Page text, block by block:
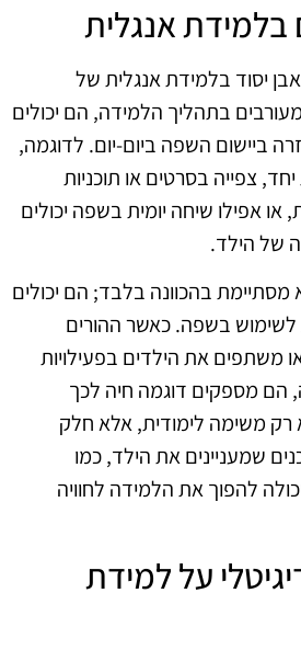
בלמידת אנגלית
יסוד בלמידת אנגלית של
בתהליך הלמידה, הם יכולים
ביישום השפה ביום-יום. לדוגמה,
צפייה בסרטים או תוכניות
או אפילו שיחה יומית בשפה יכולים
של הילד.
בהכוונה בלבד; הם יכולים
לשימוש בשפה. כאשר ההורים
משתפים את הילדים בפעילויות
הם מספקים דוגמה חיה לכך
משימה לימודית, אלא חלק
שמעניינים את הילד, כמו
להפוך את הלמידה לחוויה
על למידת